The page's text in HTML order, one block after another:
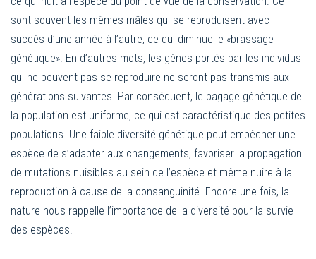
sont souvent les mêmes mâles qui se reproduisent avec
succès d’une année à l’autre, ce qui diminue le «brassage
génétique». En d’autres mots, les gènes portés par les individus
qui ne peuvent pas se reproduire ne seront pas transmis aux
générations suivantes. Par conséquent, le bagage génétique de
la population est uniforme, ce qui est caractéristique des petites
populations. Une faible diversité génétique peut empêcher une
espèce de s’adapter aux changements, favoriser la propagation
de mutations nuisibles au sein de l’espèce et même nuire à la
reproduction à cause de la consanguinité. Encore une fois, la
nature nous rappelle l’importance de la diversité pour la survie
des espèces.